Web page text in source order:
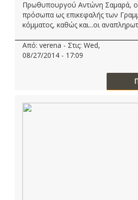
Πρωθυπουργού Αντώνη Σαμαρά,
πρόσωπα ως επικεφαλής των
κόμματος, καθώς και...οι
Από: verena - Στις: Wed,
08/27/2014 - 17:09